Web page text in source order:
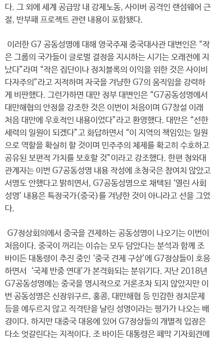
다. 그 외에 세계 공급망 내 강제노동, 사이버 공격인 랜섬웨어 근
절, 반부패 프로젝트 관련 내용이 포함됐다.
이러한 G7 공동성명에 대해 영국주재 중국대사관 대변인은 “작
은 그룹의 국가들이 글로벌 결정을 지시하는 시기는 오래전에 지
났다”라며 “작은 집단이나 정치블록의 이익을 위한 것은 사이비
다자주의”라고 지적하며 자국을 겨냥한 G7의 움직임을 강력하
게 비판했다. 그런가하면 대만 정부 대변인은 “G7공동성명에서
대만해협의 안정을 강조한 것은 이번이 처음이며 G7창설 이래
처음 대만에 우호적인 내용이었다”라고 환영했다. 대만은 “선한
세력의 일원이 되겠다”고 화답하면서 “이 지역의 책임있는 일원
으로 역할을 확실히 할 것이며 민주주의 체제를 확고히 수호하고
공유된 보편적 가치를 보호할 것”이라고 강조했다. 한편 청와대
관계자는 이번 G7공동성명 내용 작성에 초청국은 참여치 않았고
서명도 안했다고 밝히면서, G7공동성명으로 채택된 ‘열린 사회
성명’ 내용은 특정국가(중국)를 겨냥한 것이 아니라고 선을 그었
다.
G7정상회의에서 중국을 견제하는 공동성명이 나오기는 이번이
처음이다. 중국이 꺼리는 이슈는 모두 담았다는 분석과 함께 조
바이든 대통령이 추진 중인 ‘중국 견제 구상’에 G7정상들이 호응
하면서 ‘국제 반중 연대’가 본격화되는 분위기다. 지난 2018년
G7공동성명에는 중국을 명시적으로 거론조차 되지 않았지만 이
번 공동성명은 신장위구르, 홍콩, 대만해협 등 민감한 정치문제
등을 에두르지 않고 직격탄을 날린 성명이라는 평가가 나오는 배
경이다. 하지만 대중국 대응에 있어 G7정상들의 개별적 입장은
다소 엇갈린다는 지적이다. 조 바이든 대통령은 페막 기자회견에